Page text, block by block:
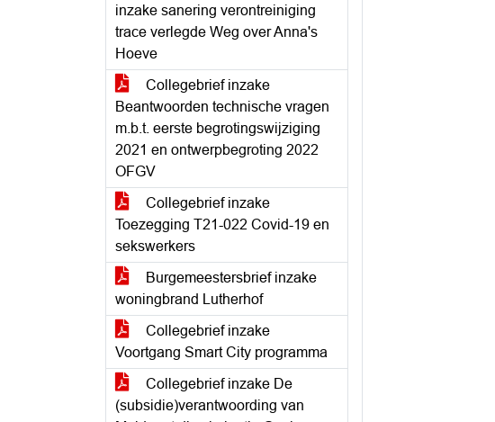
inzake sanering verontreiniging
trace verlegde Weg over Anna's
Hoeve
Collegebrief inzake
Beantwoorden technische vragen
m.b.t. eerste begrotingswijziging
2021 en ontwerpbegroting 2022
OFGV
Collegebrief inzake
Toezegging T21-022 Covid-19 en
sekswerkers
Burgemeestersbrief inzake
woningbrand Lutherhof
Collegebrief inzake
Voortgang Smart City programma
Collegebrief inzake De
(subsidie)verantwoording van